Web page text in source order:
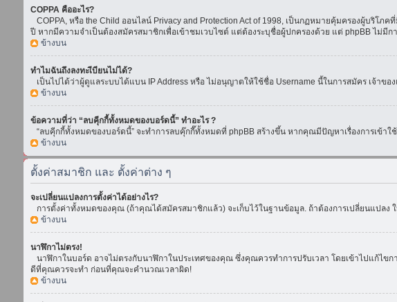
COPPA คืออะไร?
COPPA, หรือ the Child ออนไลน์ Privacy and Protection Act of 1998, เป็นกฏหมายคุ้มครองผู้บริโ
ปี หากมีความจำเป็นต้องสมัครสมาชิกเพื่อเข้าชมเวบไซต์ แต่ต้องระบุชื่อผู้ปกครองด้วย แต่ phpBB ไม่มีก
ข้างบน
ทำไมฉันถึงลงทะเีบียนไม่ได้?
เป็นไปได้ว่าผู้ดูแลระบบได้แบน IP Address หรือ ไม่อนุญาตให้ใช้ชื่อ Username นี้ในการสมัคร เจ้าข
ข้างบน
ข้อความที่ว่า “ลบคุีกกี้ทั้งหมดของบอร์ดนี้” ทำอะไร ?
“ลบคุีกกี้ทั้งหมดของบอร์ดนี้” จะทำการลบคุ๊กกี๊ทั้งหมดที่ phpBB สร้างขึ้น หากคุณมีปัญหาเรื่องการเข้า
ข้างบน
ตั้งค่าสมาชิก และ ตั้งค่าต่าง ๆ
จะเปลี่ยนแปลงการตั้งค่าได้อย่างไร?
การตั้งค่าทั้งหมดของคุณ (ถ้าคุณได้สมัครสมาชิกแล้ว) จะเก็บไว้ในฐานข้อมูล. ถ้าต้องการเปลี่ยนแปล
ข้างบน
นาฬิกาไม่ตรง!
นาฬิกาในบอร์ด อาจไม่ตรงกับนาฬิกาในประเทศของคุณ ซึ่งคุณควรทำการปรับเวลา โดยเข้าไปแก้ไ
ดีที่คุณควรจะทำ ก่อนที่คุณจะคำนวณเวลาผิด!
ข้างบน